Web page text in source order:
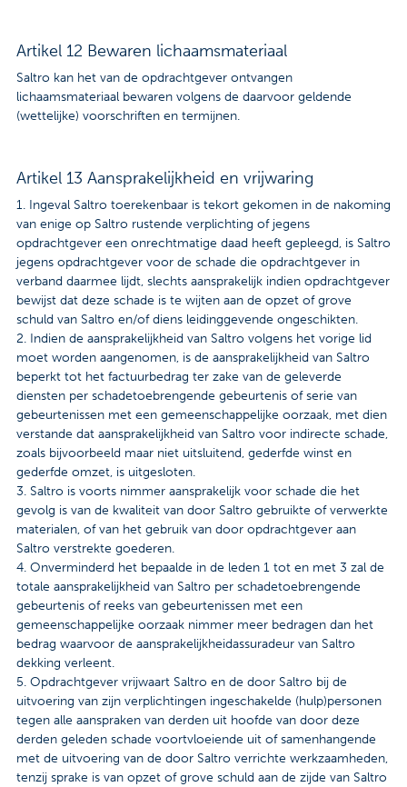
Artikel 12 Bewaren lichaamsmateriaal
Saltro kan het van de opdrachtgever ontvangen
lichaamsmateriaal bewaren volgens de daarvoor geldende
(wettelijke) voorschriften en termijnen.
Artikel 13 Aansprakelijkheid en vrijwaring
1. Ingeval Saltro toerekenbaar is tekort gekomen in de nakoming
van enige op Saltro rustende verplichting of jegens
opdrachtgever een onrechtmatige daad heeft gepleegd, is Saltro
jegens opdrachtgever voor de schade die opdrachtgever in
verband daarmee lijdt, slechts aansprakelijk indien opdrachtgever
bewijst dat deze schade is te wijten aan de opzet of grove
schuld van Saltro en/of diens leidinggevende ongeschikten.
2. Indien de aansprakelijkheid van Saltro volgens het vorige lid
moet worden aangenomen, is de aansprakelijkheid van Saltro
beperkt tot het factuurbedrag ter zake van de geleverde
diensten per schadetoebrengende gebeurtenis of serie van
gebeurtenissen met een gemeenschappelijke oorzaak, met dien
verstande dat aansprakelijkheid van Saltro voor indirecte schade,
zoals bijvoorbeeld maar niet uitsluitend, gederfde winst en
gederfde omzet, is uitgesloten.
3. Saltro is voorts nimmer aansprakelijk voor schade die het
gevolg is van de kwaliteit van door Saltro gebruikte of verwerkte
materialen, of van het gebruik van door opdrachtgever aan
Saltro verstrekte goederen.
4. Onverminderd het bepaalde in de leden 1 tot en met 3 zal de
totale aansprakelijkheid van Saltro per schadetoebrengende
gebeurtenis of reeks van gebeurtenissen met een
gemeenschappelijke oorzaak nimmer meer bedragen dan het
bedrag waarvoor de aansprakelijkheidassuradeur van Saltro
dekking verleent.
5. Opdrachtgever vrijwaart Saltro en de door Saltro bij de
uitvoering van zijn verplichtingen ingeschakelde (hulp)personen
tegen alle aanspraken van derden uit hoofde van door deze
derden geleden schade voortvloeiende uit of samenhangende
met de uitvoering van de door Saltro verrichte werkzaamheden,
tenzij sprake is van opzet of grove schuld aan de zijde van Saltro